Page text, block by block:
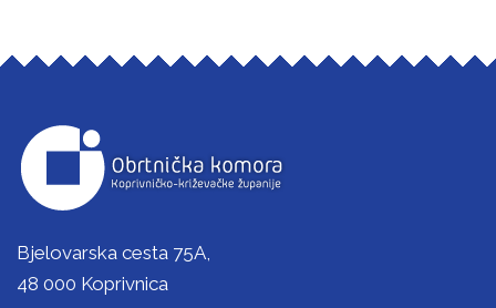
Bjelovarska cesta 75A,
48 000 Koprivnica